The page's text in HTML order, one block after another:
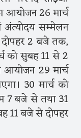
आयोजन 26 मार्च
सम्मेलन
2 बजे तक,
को सुबह 11 से 2
29 मार्च
30 मार्च को
7 बजे से तथा 31
11 बजे से दोपहर